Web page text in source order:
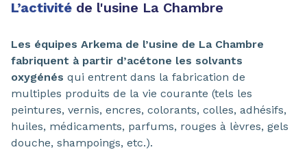
L’activité de l'usine La Chambre
Les équipes Arkema de l’usine de La Chambre
fabriquent à partir d’acétone les solvants
oxygénés qui entrent dans la fabrication de
multiples produits de la vie courante (tels les
peintures, vernis, encres, colorants, colles, adhésifs,
huiles, médicaments, parfums, rouges à lèvres, gels
douche, shampoings, etc.).